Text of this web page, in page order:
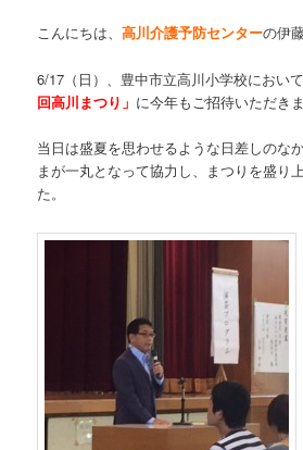
こんにちは、高川介護予防センターの伊
6/17（日）、豊中市立高川小学校において
回高川まつり」 に今年もご招待いただき
当日は盛夏を思わせるような日差しのな
まが一丸となって協力し、まつりを盛り
た。